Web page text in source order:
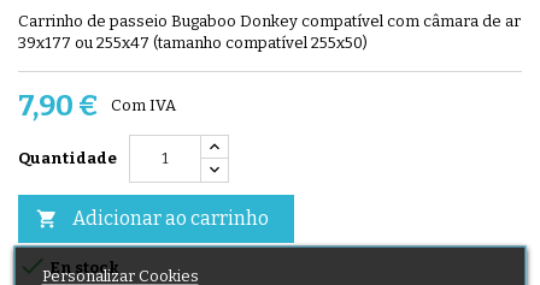
Carrinho de passeio Bugaboo Donkey compatível com câmara de ar
39x177 ou 255x47 (tamanho compatível 255x50)
7,90 € Com IVA
Quantidade
 Adicionar ao carrinho
En stock
Personalizar Cookies